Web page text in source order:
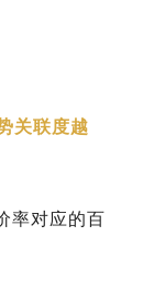
关联度越
率对应的百